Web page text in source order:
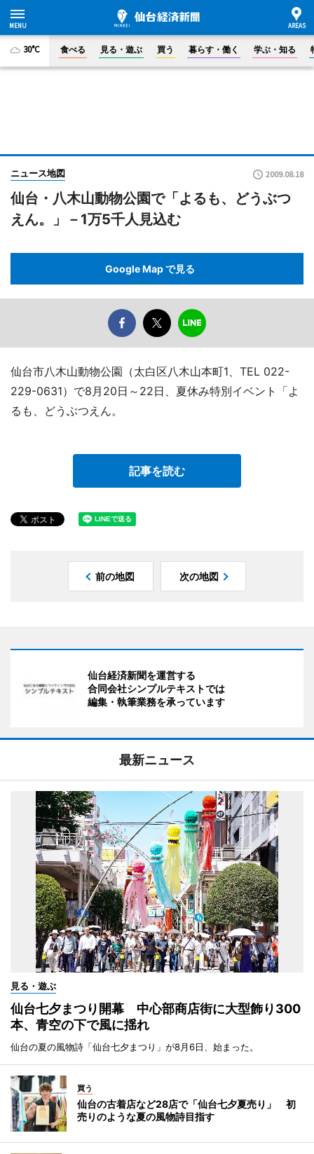
30°C 食べる 見る・遊ぶ 買う 暮らす・働く 学ぶ・知る
ニュース地図 2009.08.18
仙台・八木山動物公園で「よるも、どうぶつ
えん。」－1万5千人見込む
Google Map で見る
仙台市八木山動物公園（太白区八木山本町1、TEL 022-
229-0631）で8月20日～22日、夏休み特別イベント「よ
るも、どうぶつえん。
記事を読む
前の地図 次の地図
仙台経済新聞を運営する
合同会社シンプルテキストでは
編集・執筆業務を承っています
最新ニュース
見る・遊ぶ
仙台七夕まつり開幕 中心部商店街に大型飾り300
本、青空の下で風に揺れ
仙台の夏の風物詩「仙台七夕まつり」が8月6日、始まった。
買う
仙台の古着店など28店で「仙台七夕夏売り」 初
売りのような夏の風物詩目指す